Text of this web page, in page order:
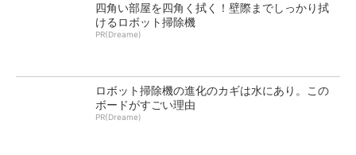
四角い部屋を四角く拭く！壁際までしっかり拭
けるロボット掃除機
PR(Dreame)
ロボット掃除機の進化のカギは水にあり。この
ボードがすごい理由
PR(Dreame)